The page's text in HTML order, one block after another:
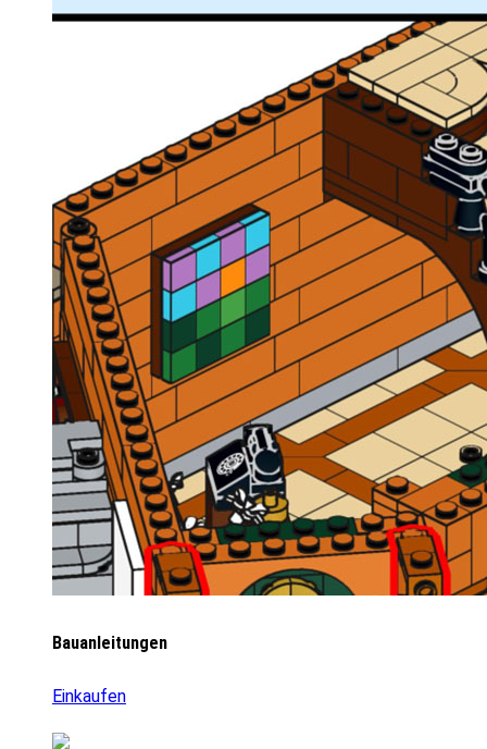
Bauanleitungen
Einkaufen